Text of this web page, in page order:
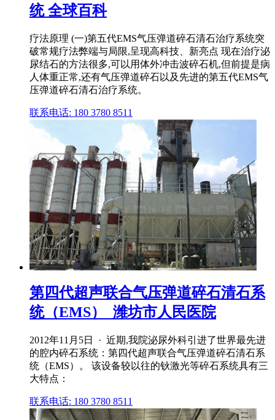
统 全球百科
疗法原理 (一)第五代EMS气压弹道碎石清石治疗系统突
破常规疗法弊端与局限,呈现高科技、新亮点 现在治疗泌
尿结石的方法很多,可以用体外冲击波碎石机,但前提是病
人体重正常,还有气压弹道碎石以及先进的第五代EMS气
压弹道碎石清石治疗系统。
联系电话: 180 3780 8511
第四代超声联合气压弹道碎石清石系
统（EMS）_潍坊市人民医院
2012年11月5日 · 近期,我院泌尿外科引进了世界最先进
的腔内碎石系统：第四代超声联合气压弹道碎石清石系
统（EMS）。 该设备较以往的钬激光等碎石系统具有三
大特点：
联系电话: 180 3780 8511